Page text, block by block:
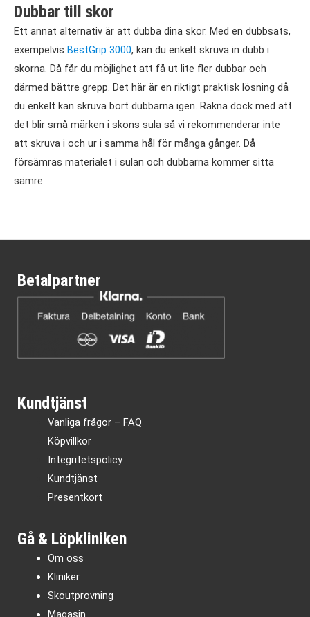
Dubbar till skor
Ett annat alternativ är att dubba dina skor. Med en dubbsats,
exempelvis BestGrip 3000, kan du enkelt skruva in dubb i
skorna. Då får du möjlighet att få ut lite fler dubbar och
därmed bättre grepp. Det här är en riktigt praktisk lösning då
du enkelt kan skruva bort dubbarna igen. Räkna dock med att
det blir små märken i skons sula så vi rekommenderar inte
att skruva i och ur i samma hål för många gånger. Då
försämras materialet i sulan och dubbarna kommer sitta
sämre.
Betalpartner
Kundtjänst
Vanliga frågor – FAQ
Köpvillkor
Integritetspolicy
Kundtjänst
Presentkort
Gå & Löpkliniken
Om oss
Kliniker
Skoutprovning
Magasin